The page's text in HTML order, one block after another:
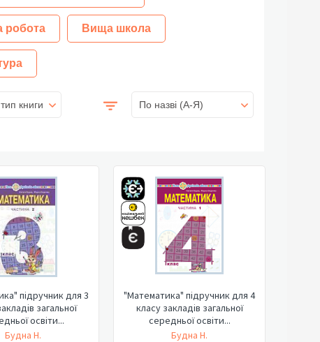
робота Вища школа
книги По назві (A-Я)
підручник для 3
загальної
освіти...
Будна Н.
"Математика" підручник для 4
класу закладів загальної
середньої освіти...
Будна Н.